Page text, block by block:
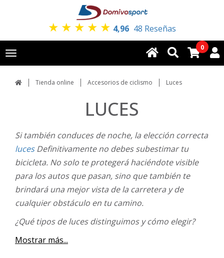
★ ★ ★ ★ ★ 4,96 48 Reseñas
Toggle
navigation
0
Tienda online Accesorios de ciclismo Luces
LUCES
Si también conduces de noche, la elección correcta
lucesDefinitivamente no debes subestimar tu
bicicleta. No solo te protegerá haciéndote visible
para los autos que pasan, sino que también te
brindará una mejor vista de la carretera y de
cualquier obstáculo en tu camino.
¿Qué tipos de luces distinguimos y cómo elegir?
Mostrar más...